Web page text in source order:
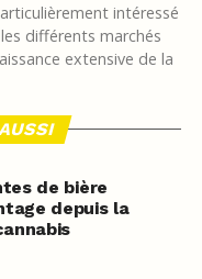
intéressé
différents marchés
extensive de la
de bière
depuis la